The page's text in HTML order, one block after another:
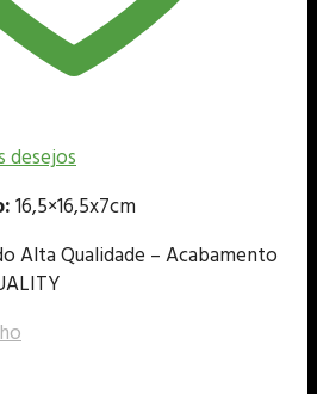
desejos
16,5×16,5x7cm
Alta Qualidade – Acabamento